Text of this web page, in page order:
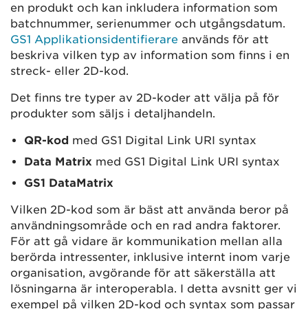
en produkt och kan inkludera information som
batchnummer, serienummer och utgångsdatum.
GS1 Applikationsidentifierare används för att
beskriva vilken typ av information som finns i en
streck- eller 2D-kod.
Det finns tre typer av 2D-koder att välja på för
produkter som säljs i detaljhandeln.
QR-kod med GS1 Digital Link URI syntax
Data Matrix med GS1 Digital Link URI syntax
GS1 DataMatrix
Vilken 2D-kod som är bäst att använda beror på
användningsområde och en rad andra faktorer.
För att gå vidare är kommunikation mellan alla
berörda intressenter, inklusive internt inom varje
organisation, avgörande för att säkerställa att
lösningarna är interoperabla. I detta avsnitt ger vi
exempel på vilken 2D-kod och syntax som passar